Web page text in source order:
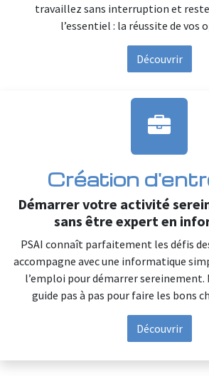
travaillez sans interruption et
l’essentiel : la réussite de vos
Découvrir
Création
Démarrer votre activité
sans être expert en
PSAI connaît parfaitement les défis
accompagne avec une informatique
l’emploi pour démarrer sereinement.
guide pas à pas pour faire les bons
Découvrir